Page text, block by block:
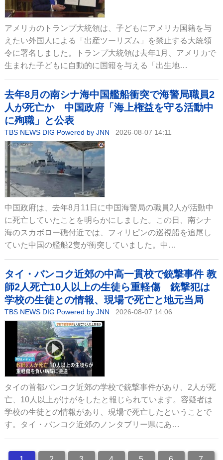
アメリカのトランプ大統領は、子どもにアメリカ国籍を与
えたい外国人による「出産ツーリズム」を禁止する大統領
令に署名しました。トランプ大統領は去年1月、アメリカで
生まれた子どもに自動的に国籍を与える「出生地…
去年8月の南シナ海中国艦船衝突で海警局職員2
人が死亡か 中国政府「海上権益を守る活動中
に殉職」と公表
TBS NEWS DIG Powered by JNN 2026-08-07 14:11
中国政府は、去年8月11日に中国海警局の職員2人が活動中
に死亡していたことを明らかにしました。この日、南シナ
海のスカボロー礁付近では、フィリピンの巡視船を追尾し
ていた中国の艦船2隻が衝突していました。中…
タイ・バンコク近郊の中高一貫校で銃撃事件 教
師2人死亡10人以上の生徒ら重軽傷 銃撃犯は
学校の生徒との情報、現場で死亡と地元当局
TBS NEWS DIG Powered by JNN 2026-08-07 14:06
タイの首都バンコク近郊の学校で銃撃事件があり、2人が死
亡、10人以上がけがをしたと報じられています。容疑者は
学校の生徒との情報があり、現場で死亡したということで
す。タイ・バンコク近郊のノンタブリー県にあ…